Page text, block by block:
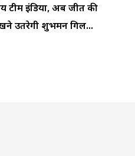
टीम इंडिया, अब जीत की
उतरेगी शुभमन गिल...